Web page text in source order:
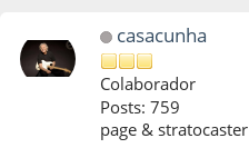
casacunha
Colaborador
Posts: 759
page & stratocaster